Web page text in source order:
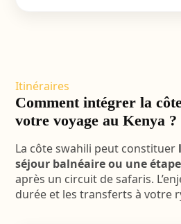
Itinéraires
Comment intégrer la
votre voyage au Kenya ?
La côte swahili peut constituer
séjour balnéaire ou une
après un circuit de safaris.
durée et les transferts à votre